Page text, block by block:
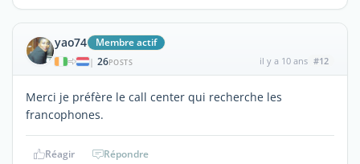
yao74 Membre actif
| 26POSTS il y a 10 ans #12
Merci je préfère le call center qui recherche les
francophones.
Réagir Répondre